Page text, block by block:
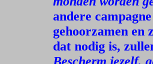
andere
gehoorzamen en
dat nodig is,